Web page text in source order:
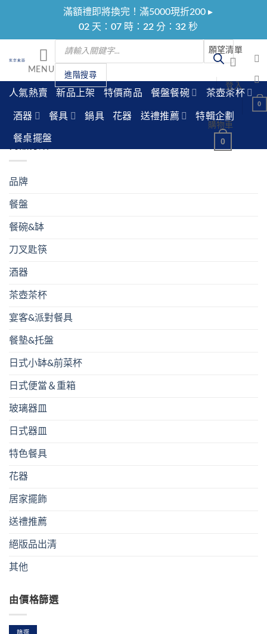
滿額禮即將換完！滿5000現折200 ▸
02 天： 07 時： 22 分： 31 秒
MENU
Products
search
進階搜尋
願望清單
登入
購物車
0
0
人氣熱賣 新品上架 特價商品 餐盤餐碗 茶壺茶杯
酒器 餐具 鍋具 花器 送禮推薦 特輯企劃
餐桌擺盤
商品標籤為 “金龍窯”
顯示第 1 至 12 項結果，共 56 項
商品分類
品牌
餐盤
餐碗&缽
刀叉匙筷
酒器
茶壺茶杯
宴客&派對餐具
餐墊&托盤
日式小缽&前菜杯
日式便當＆重箱
玻璃器皿
日式器皿
特色餐具
花器
居家擺飾
送禮推薦
絕版品出清
其他
由價格篩選